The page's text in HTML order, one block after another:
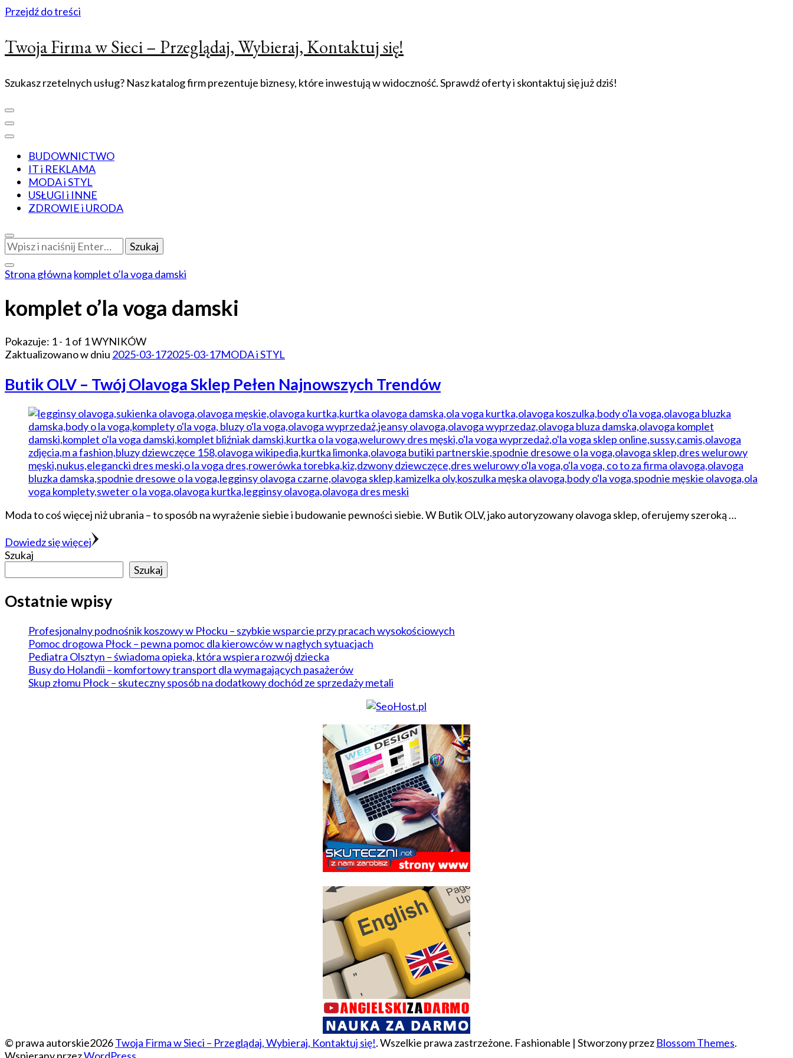
Przejdź do treści
Twoja Firma w Sieci – Przeglądaj, Wybieraj, Kontaktuj się!
Szukasz rzetelnych usług? Nasz katalog firm prezentuje biznesy, które inwestują w widoczność. Sprawdź oferty i skontaktuj się już dziś!
BUDOWNICTWO
IT i REKLAMA
MODA i STYL
USŁUGI i INNE
ZDROWIE i URODA
Szukasz
czegoś?
Strona główna komplet o’la voga damski
komplet o’la voga damski
Pokazuje: 1 - 1 of 1 WYNIKÓW
Zaktualizowano w dniu 2025-03-172025-03-17MODA i STYL
Butik OLV – Twój Olavoga Sklep Pełen Najnowszych Trendów
Moda to coś więcej niż ubrania – to sposób na wyrażenie siebie i budowanie pewności siebie. W Butik OLV, jako autoryzowany olavoga sklep, oferujemy szeroką …
Dowiedz się więcej
Szukaj
Szukaj
Ostatnie wpisy
Profesjonalny podnośnik koszowy w Płocku – szybkie wsparcie przy pracach wysokościowych
Pomoc drogowa Płock – pewna pomoc dla kierowców w nagłych sytuacjach
Pediatra Olsztyn – świadoma opieka, która wspiera rozwój dziecka
Busy do Holandii – komfortowy transport dla wymagających pasażerów
Skup złomu Płock – skuteczny sposób na dodatkowy dochód ze sprzedaży metali
© prawa autorskie2026Twoja Firma w Sieci – Przeglądaj, Wybieraj, Kontaktuj się!. Wszelkie prawa zastrzeżone. Fashionable | Stworzony przez Blossom Themes.